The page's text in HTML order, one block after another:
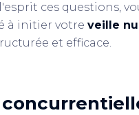
ces questions,
à initier votreveille
et efficace.